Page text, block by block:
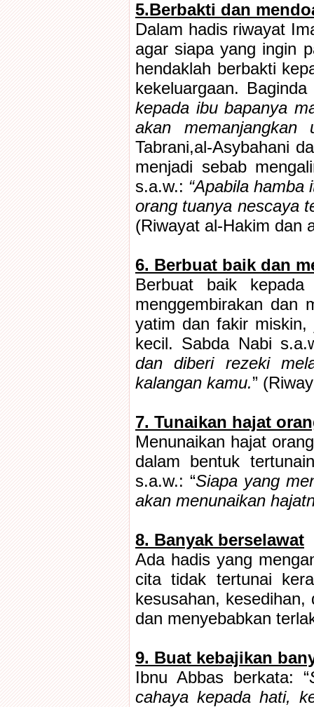
5.Berbakti dan
Dalam hadis riwayat
agar siapa yang ingin
hendaklah berbakti
kekeluargaan.
kepada ibu bapanya
akan memanjangkan
Tabrani,al-Asybahani
menjadi sebab
s.a.w.: “Apabila hamba
orang tuanya nescaya
(Riwayat al-Hakim dan
6. Berbuat baik dan
Berbuat baik
menggembirakan dan
yatim dan fakir
kecil. Sabda Nabi
dan diberi rezeki
kalangan kamu.”
7. Tunaikan hajat
Menunaikan hajat
dalam bentuk
s.a.w.: “Siapa yang
akan menunaikan
8. Banyak berselawat
Ada hadis yang
cita tidak tertunai
kesusahan,
dan menyebabkan
9. Buat kebajikan
Ibnu Abbas berkata: “
cahaya kepada hati,